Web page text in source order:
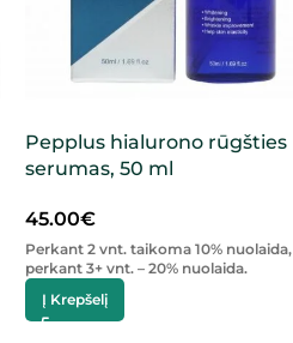
Pepplus hialurono rūgšties
serumas, 50 ml
45.00€
Perkant 2 vnt. taikoma 10% nuolaida,
perkant 3+ vnt. – 20% nuolaida.
Į Krepšelį